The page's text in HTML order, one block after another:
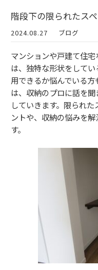
階段下の限られたス
2024.08.27 ブログ
マンションや戸建て住宅
は、独特な形状をして
用できるか悩んでいる
は、収納のプロに話を
していきます。限られ
ントや、収納の悩みを
す。